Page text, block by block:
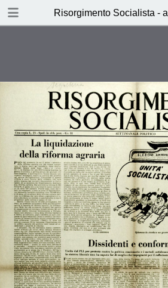
Risorgimento Socialista -
TABLE OF CONTENTS
(S.M.)
La partita a scacchi del col. Nasser
(Michel Barrat)
Ier, Oggi, Domani (A.S.)